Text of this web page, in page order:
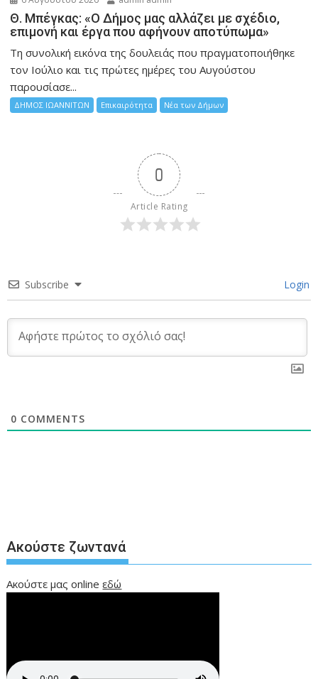
Θ. Μπέγκας: «Ο Δήμος μας αλλάζει με σχέδιο,
επιμονή και έργα που αφήνουν αποτύπωμα»
Τη συνολική εικόνα της δουλειάς που πραγματοποιήθηκε
τον Ιούλιο και τις πρώτες ημέρες του Αυγούστου
παρουσίασε...
ΔΗΜΟΣ ΙΩΑΝΝΙΤΩΝ Επικαιρότητα Νέα των Δήμων
0
Article Rating
Subscribe Login
0 COMMENTS
Ακούστε ζωντανά
Ακούστε μας onlineεδώ